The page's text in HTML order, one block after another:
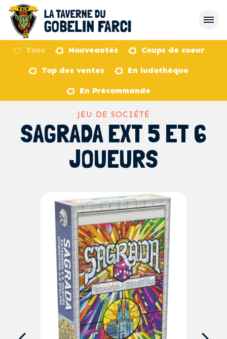
Tous Nouveautés Coups de coeur
Top des ventes En ludothèque
En Précommande
JEU DE SOCIÉTÉ
SAGRADA EXT 5 ET 6
JOUEURS